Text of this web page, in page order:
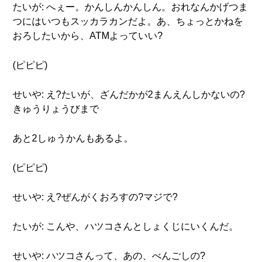
たいが: へぇー。かんしんかんしん。おれなんかげつま
つにはいつもスッカラカンだよ。あ、ちょっとかねを
おろしたいから、ATMよっていい?
(ピピピ)
せいや: え?たいが、ざんだかが2まんえんしかないの?
きゅうりょうびまで
あと2しゅうかんもあるよ。
(ピピピ)
せいや: え?ぜんがくおろすの?マジで?
たいが: こんや、ハツコさんとしょくじにいくんだ。
せいや: ハツコさんって、あの、べんごしの?